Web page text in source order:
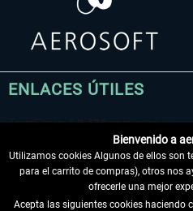
ENLACES ÚTILES
Bienvenido a
Utilizamos cookies Algunos de ellos son
para el carrito de compras), otros nos
ofrecerle una mejor
Acepta las siguientes cookies haciendo